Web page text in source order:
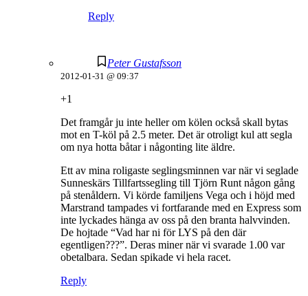
Reply
Peter Gustafsson
2012-01-31 @ 09:37
+1
Det framgår ju inte heller om kölen också skall bytas
mot en T-köl på 2.5 meter. Det är otroligt kul att segla
om nya hotta båtar i någonting lite äldre.
Ett av mina roligaste seglingsminnen var när vi seglade
Sunneskärs Tillfartssegling till Tjörn Runt någon gång
på stenåldern. Vi körde familjens Vega och i höjd med
Marstrand tampades vi fortfarande med en Express som
inte lyckades hänga av oss på den branta halvvinden.
De hojtade “Vad har ni för LYS på den där
egentligen???”. Deras miner när vi svarade 1.00 var
obetalbara. Sedan spikade vi hela racet.
Reply